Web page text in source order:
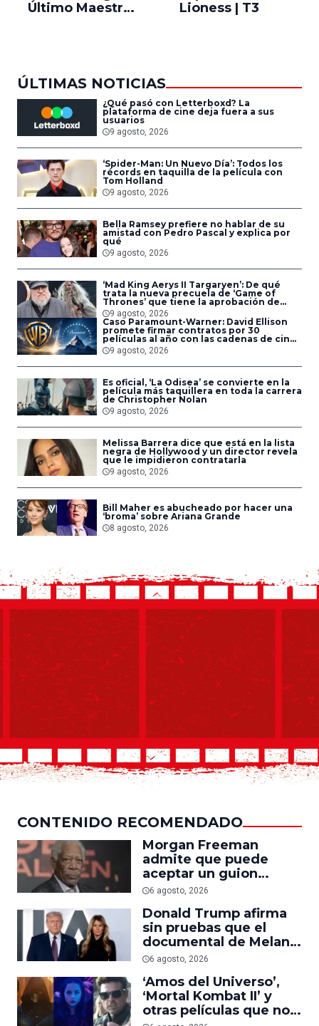
Último Maestro
Lioness | T3
ÚLTIMAS NOTICIAS
¿Qué pasó con Letterboxd? La
plataforma de cine deja fuera a sus
usuarios
9 agosto, 2026
‘Spider-Man: Un Nuevo Día’: Todos los
récords en taquilla de la película con
Tom Holland
9 agosto, 2026
Bella Ramsey prefiere no hablar de su
amistad con Pedro Pascal y explica por
qué
9 agosto, 2026
‘Mad King Aerys II Targaryen’: De qué
trata la nueva precuela de ‘Game of
Thrones’ que tiene la aprobación de
George R.R. Martin
9 agosto, 2026
Caso Paramount-Warner: David Ellison
promete firmar contratos por 30
películas al año con las cadenas de cine
que acepten la fusión
9 agosto, 2026
Es oficial, ‘La Odisea’ se convierte en la
película más taquillera en toda la carrera
de Christopher Nolan
9 agosto, 2026
Melissa Barrera dice que está en la lista
negra de Hollywood y un director revela
que le impidieron contratarla
9 agosto, 2026
Bill Maher es abucheado por hacer una
‘broma’ sobre Ariana Grande
8 agosto, 2026
CONTENIDO RECOMENDADO
Morgan Freeman
admite que puede
aceptar un guion
mediocre si le pagan lo
6 agosto, 2026
Donald Trump afirma
sin pruebas que el
documental de Melania
es ‘la película número
6 agosto, 2026
‘Amos del Universo’,
‘Mortal Kombat II’ y
otras películas que no